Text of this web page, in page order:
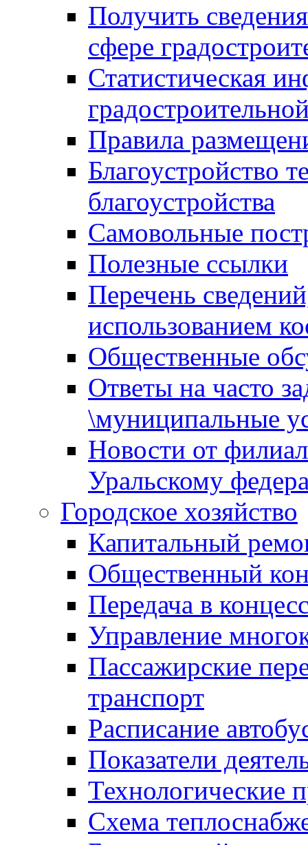
Получить
сфере
Статистическая
Правила
Благоустройство
благоустройства
Самовольные
Полезные ссылки
Перечень
использованием
Общественные
Ответы на часто
\муниципальные
Новости от
Уральскому
Городское хозяйство
Капитальный
Общественный
Передача в
Управление
Пассажирские
транспорт
Расписание
Показатели
Технологические
Схема